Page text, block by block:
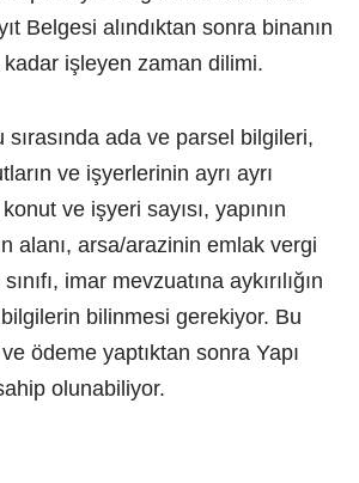
Belgesi alındıktan sonra binanın
işleyen zaman dilimi.
ada ve parsel bilgileri,
ve işyerlerinin ayrı ayrı
ve işyeri sayısı, yapının
alanı, arsa/arazinin emlak vergi
imar mevzuatına aykırılığın
bilinmesi gerekiyor. Bu
ödeme yaptıktan sonra Yapı
olunabiliyor.